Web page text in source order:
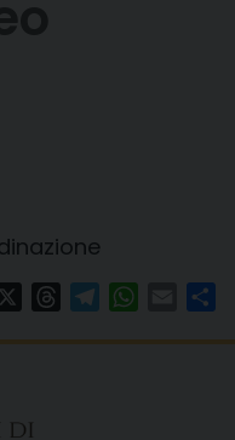
ThreadsTelegram Email